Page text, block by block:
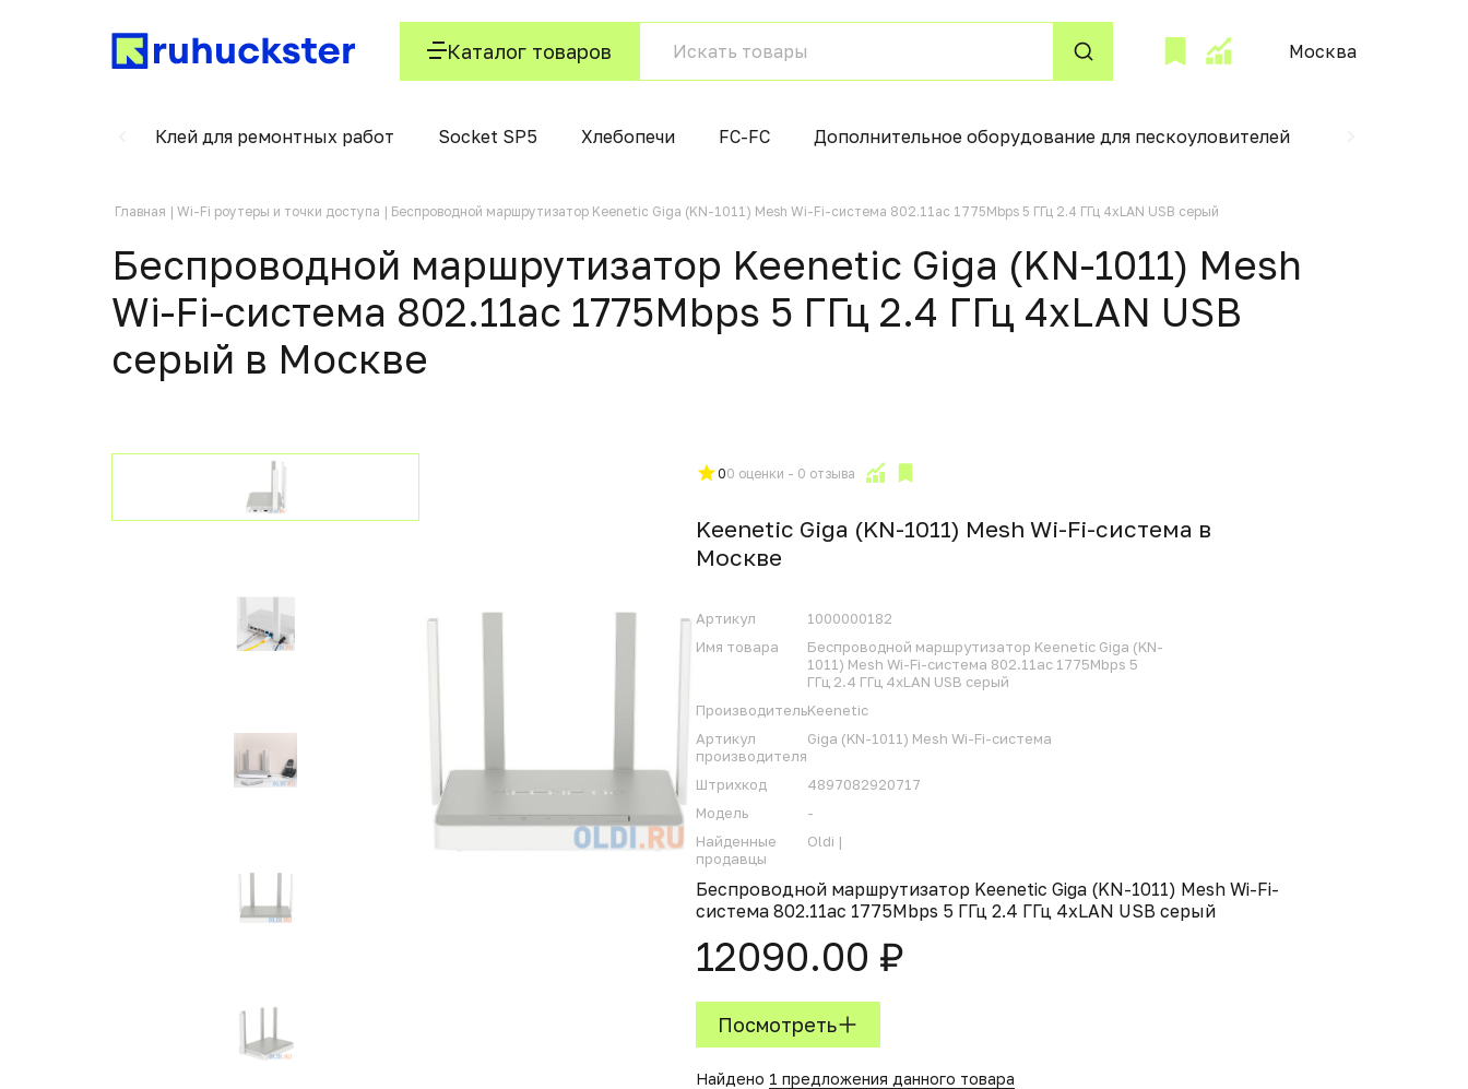
Каталог товаров Москва
Клей для ремонтных работ Socket SP5 Хлебопечи FC-FC Дополнительное оборудование для пескоуловителей
Главная Wi-Fi роутеры и точки доступа Беспроводной маршрутизатор Keenetic Giga (KN-1011) Mesh Wi-Fi-система 802.11aс 1775Mbps 5 ГГц 2.4 ГГц 4xLAN USB серый
Беспроводной маршрутизатор Keenetic Giga (KN-1011) Mesh
Wi-Fi-система 802.11aс 1775Mbps 5 ГГц 2.4 ГГц 4xLAN USB
серый в Москвe
00 оценки - 0 отзыва
Keenetic Giga (KN-1011) Mesh Wi-Fi-система в
Москвe
Артикул
1000000182
Имя товара
Беспроводной маршрутизатор Keenetic Giga (KN-
1011) Mesh Wi-Fi-система 802.11aс 1775Mbps 5
ГГц 2.4 ГГц 4xLAN USB серый
ПроизводительKeenetic
Артикул
производителя
Giga (KN-1011) Mesh Wi-Fi-система
Штрихкод
4897082920717
Модель
-
Найденные
продавцы
Oldi |
Беспроводной маршрутизатор Keenetic Giga (KN-1011) Mesh Wi-Fi-
система 802.11aс 1775Mbps 5 ГГц 2.4 ГГц 4xLAN USB серый
12090.00 ₽
Посмотреть
Найдено 1 предложения данного товара